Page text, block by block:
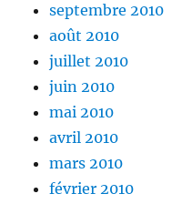
septembre 2010
août 2010
juillet 2010
juin 2010
mai 2010
avril 2010
mars 2010
février 2010